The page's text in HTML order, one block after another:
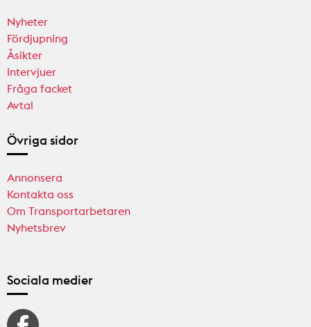
Nyheter
Fördjupning
Åsikter
Intervjuer
Fråga facket
Avtal
Övriga sidor
Annonsera
Kontakta oss
Om Transportarbetaren
Nyhetsbrev
Sociala medier